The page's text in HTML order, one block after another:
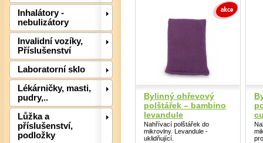
Inhalátory -
nebulizátory
Invalidní vozíky,
Příslušenství
Laboratorní sklo
Lékárničky, masti,
pudry,..
Lůžka a
příslušenství,
podložky
Bylinný ohřevový
polštářek – bambino
levandule
Nahřívací polštářek do
mikrovlny. Levandule -
uklidňující.